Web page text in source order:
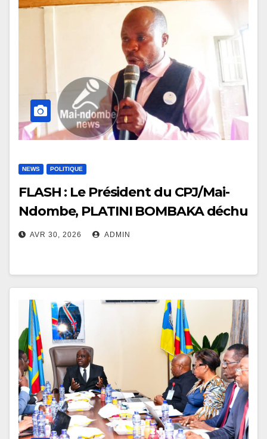
NEWS POLITIQUE
FLASH : Le Président du CPJ/Mai-
Ndombe, PLATINI BOMBAKA déchu
de ses fonctions ce jeudi
AVR 30, 2026 ADMIN